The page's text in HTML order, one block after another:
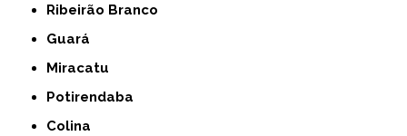
Ribeirão Branco
Guará
Miracatu
Potirendaba
Colina